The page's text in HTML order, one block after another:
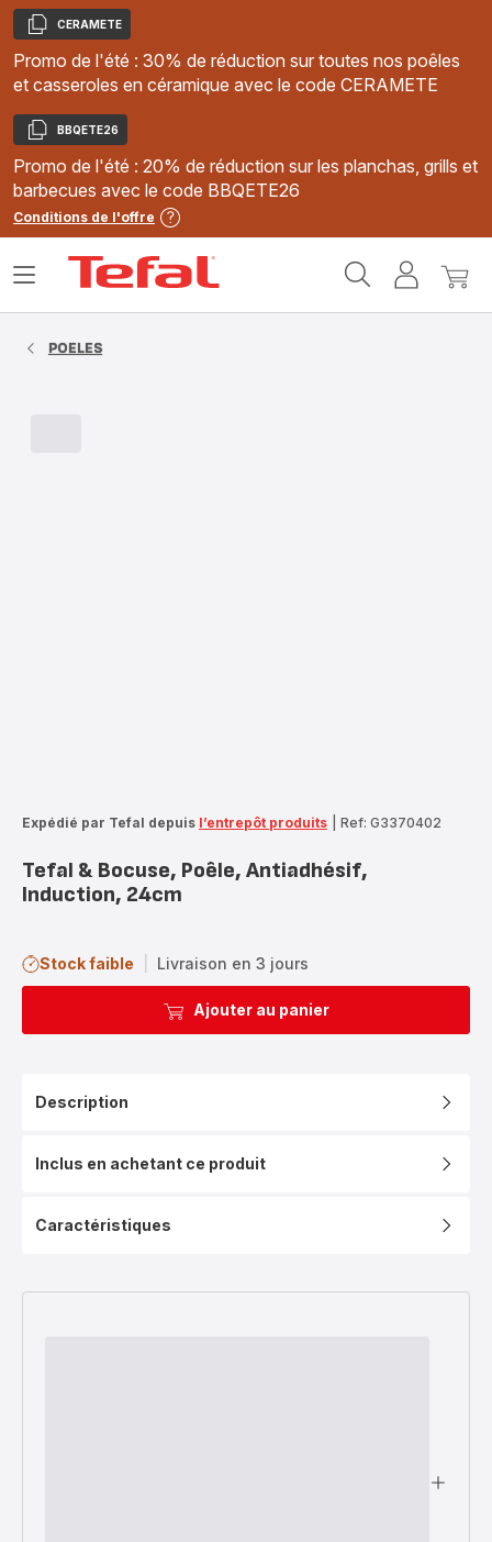
Copier
CERAMETE
Promo de l'été : 30% de réduction sur toutes nos poêles
et casseroles en céramique avec le code CERAMETE
Copier
BBQETE26
Promo de l'été : 20% de réduction sur les planchas, grills et
barbecues avec le code BBQETE26
Conditions de l'offre
MonMon
Ouvrir
POELES
Expédié par Tefal depuis l’entrepôt produits Ref: G3370402
Tefal & Bocuse, Poêle, Antiadhésif,
Induction, 24cm
Stock faible Livraison en 3 jours
Ajouter au panier
Description
Inclus en achetant ce produit
Caractéristiques